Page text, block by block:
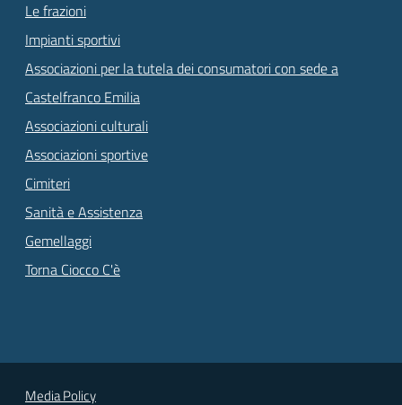
Le frazioni
Impianti sportivi
Associazioni per la tutela dei consumatori con sede a
Castelfranco Emilia
Associazioni culturali
Associazioni sportive
Cimiteri
Sanità e Assistenza
Gemellaggi
Torna Ciocco C'è
Media Policy